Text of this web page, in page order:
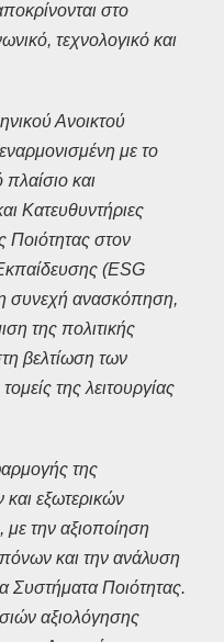
στο
τεχνολογικό και
Ανοικτού
με το
πλαίσιο και
Κατευθυντήριες
Ποιότητας στον
(ESG
συνεχή ανασκόπηση,
της πολιτικής
βελτίωση των
της λειτουργίας
της
και εξωτερικών
την αξιοποίηση
και την ανάλυση
Συστήματα Ποιότητας.
αξιολόγησης